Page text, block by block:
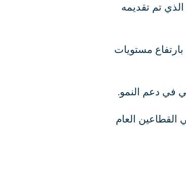
الحكومية الذي تم تقديمه
بنسبة ٢.٤٪ مقارنة بنسبة ٢.٢٪ في عام ٢٠٢٥، مدعومًا بارتفاع مستويات
في دعم النمو.
تجدد النشاط في القطاعين العام